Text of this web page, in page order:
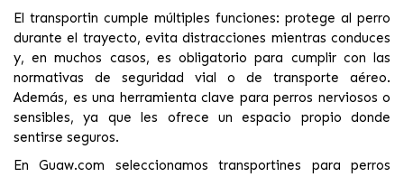
El transportin cumple múltiples funciones: protege al perro
durante el trayecto, evita distracciones mientras conduces
y, en muchos casos, es obligatorio para cumplir con las
normativas de seguridad vial o de transporte aéreo.
Además, es una herramienta clave para perros nerviosos o
sensibles, ya que les ofrece un espacio propio donde
sentirse seguros.
En Guaw.com seleccionamos transportines para perros